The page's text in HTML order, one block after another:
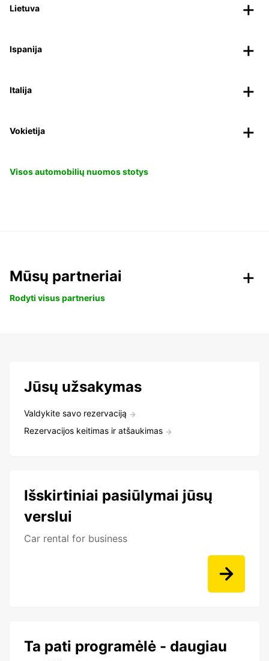
Lietuva
Ispanija
Italija
Vokietija
Visos automobilių nuomos stotys
Mūsų partneriai
Rodyti visus partnerius
Jūsų užsakymas
Valdykite savo rezervaciją
Rezervacijos keitimas ir atšaukimas
Išskirtiniai pasiūlymai jūsų
verslui
Car rental for business
Ta pati programėlė - daugiau